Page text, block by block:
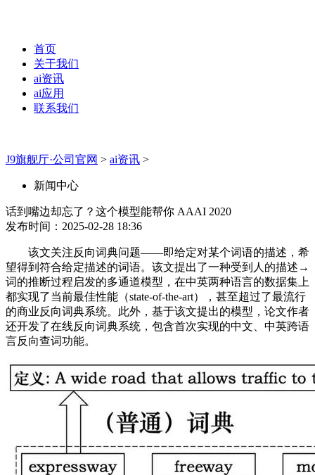
首页
关于我们
ai资讯
ai应用
联系我们
J9旗舰厅·公司官网 > ai资讯 >
新闻中心
话到嘴边却忘了？这个模型能帮你 AAAI 2020
发布时间：2025-02-28 18:36
该文关注反向词典问题——即给定对某个词语的描述，希
望得到符合给定描述的词语。该文提出了一种受到人的描述→
词的推断过程启发的多通道模型，在中英两种语言的数据集上
都实现了当前最佳性能（state-of-the-art），甚至超过了最流行
的商业反向词典系统。此外，基于该文提出的模型，论文作者
还开发了在线反向词典系统，包含首次实现的中文、中英跨语
言反向查词功能。